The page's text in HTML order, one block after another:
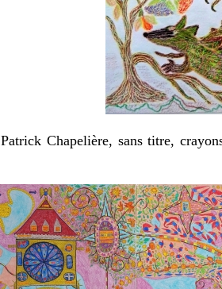
Patrick Chapelière, sans titre,